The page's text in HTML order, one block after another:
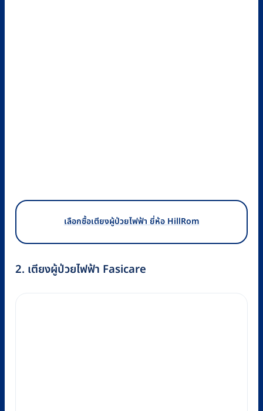
เลือกซื้อเตียงผู้ป่วยไฟฟ้า ยี่ห้อ HillRom
2. เตียงผู้ป่วยไฟฟ้า Fasicare